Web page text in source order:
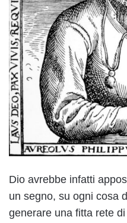
Dio avrebbe infatti
un segno, su ogni cosa
generare una fitta rete